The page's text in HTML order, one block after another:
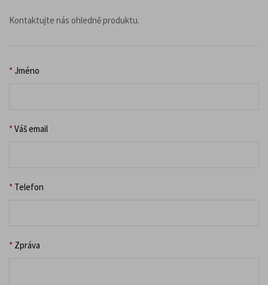
Kontaktujte nás ohledně produktu.
*Jméno
*Váš email
* Telefon
* Zpráva